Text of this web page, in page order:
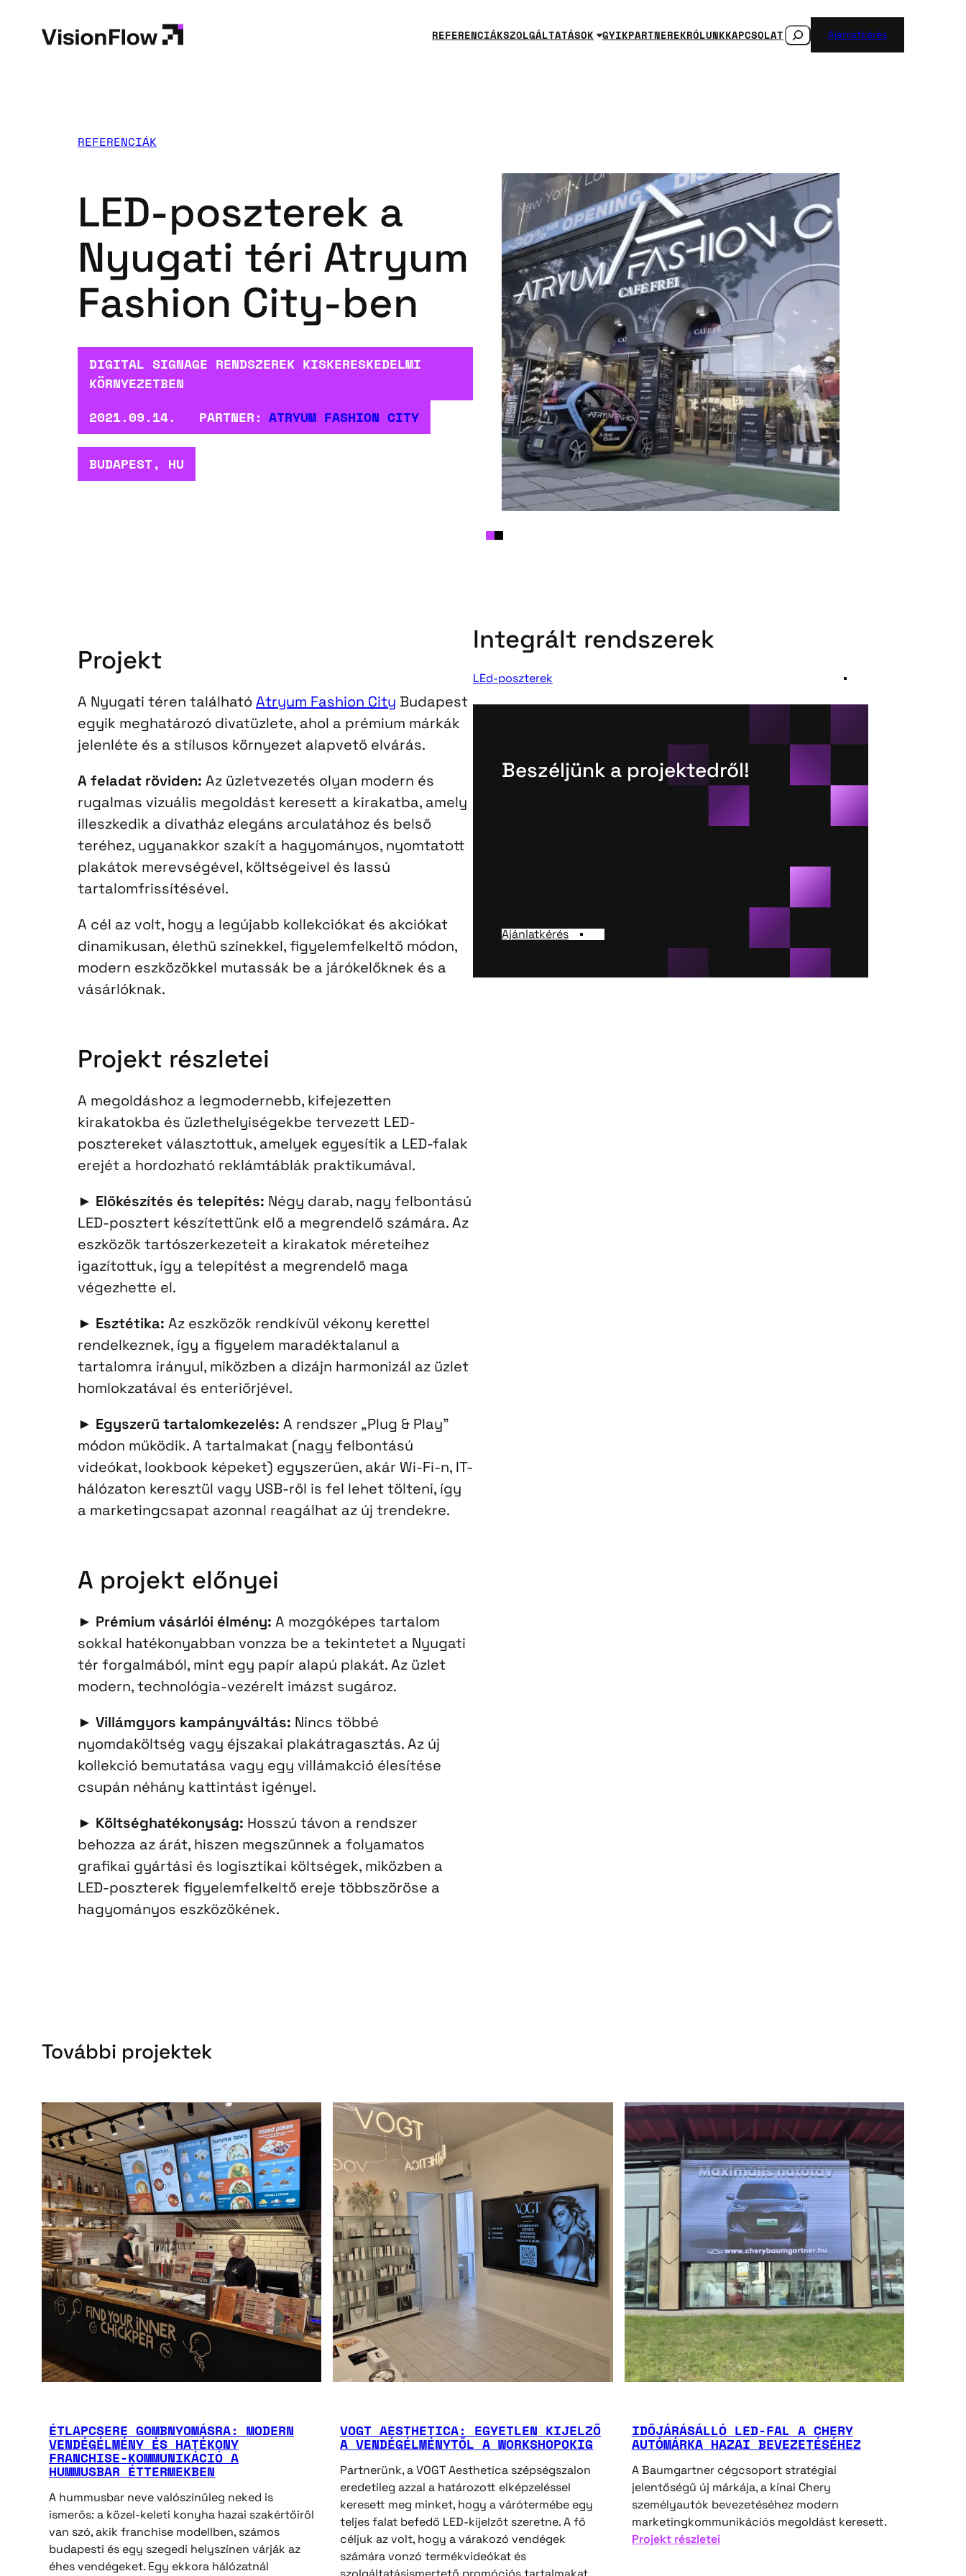
tartalomhoz
REFERENCIÁKSZOLGÁLTATÁSOK GYIKPARTNEREKRÓLUNKKAPCSOLATSEARCH Ajánlatkérés
REFERENCIÁK
LED-poszterek a
Nyugati téri Atryum
Fashion City-ben
DIGITAL SIGNAGE RENDSZEREK KISKERESKEDELMI
KÖRNYEZETBEN
2021.09.14.
PARTNER: ATRYUM FASHION CITY
BUDAPEST, HU
Projekt
A Nyugati téren találhatóAtryum Fashion City Budapest
egyik meghatározó divatüzlete, ahol a prémium márkák
jelenléte és a stílusos környezet alapvető elvárás.
A feladat röviden: Az üzletvezetés olyan modern és
rugalmas vizuális megoldást keresett a kirakatba, amely
illeszkedik a divatház elegáns arculatához és belső
teréhez, ugyanakkor szakít a hagyományos, nyomtatott
plakátok merevségével, költségeivel és lassú
tartalomfrissítésével.
A cél az volt, hogy a legújabb kollekciókat és akciókat
dinamikusan, élethű színekkel, figyelemfelkeltő módon,
modern eszközökkel mutassák be a járókelőknek és a
vásárlóknak.
Projekt részletei
A megoldáshoz a legmodernebb, kifejezetten
kirakatokba és üzlethelyiségekbe tervezett LED-
posztereket választottuk, amelyek egyesítik a LED-falak
erejét a hordozható reklámtáblák praktikumával.
► Előkészítés és telepítés: Négy darab, nagy felbontású
LED-posztert készítettünk elő a megrendelő számára. Az
eszközök tartószerkezeteit a kirakatok méreteihez
igazítottuk, így a telepítést a megrendelő maga
végezhette el.
► Esztétika: Az eszközök rendkívül vékony kerettel
rendelkeznek, így a figyelem maradéktalanul a
tartalomra irányul, miközben a dizájn harmonizál az üzlet
homlokzatával és enteriőrjével.
► Egyszerű tartalomkezelés: A rendszer „Plug & Play”
módon működik. A tartalmakat (nagy felbontású
videókat, lookbook képeket) egyszerűen, akár Wi-Fi-n, IT-
hálózaton keresztül vagy USB-ről is fel lehet tölteni, így
a marketingcsapat azonnal reagálhat az új trendekre.
A projekt előnyei
► Prémium vásárlói élmény: A mozgóképes tartalom
sokkal hatékonyabban vonzza be a tekintetet a Nyugati
tér forgalmából, mint egy papír alapú plakát. Az üzlet
modern, technológia-vezérelt imázst sugároz.
► Villámgyors kampányváltás: Nincs többé
nyomdaköltség vagy éjszakai plakátragasztás. Az új
kollekció bemutatása vagy egy villámakció élesítése
csupán néhány kattintást igényel.
► Költséghatékonyság: Hosszú távon a rendszer
behozza az árát, hiszen megszűnnek a folyamatos
grafikai gyártási és logisztikai költségek, miközben a
LED-poszterek figyelemfelkeltő ereje többszöröse a
hagyományos eszközökének.
Integrált rendszerek
LEd-poszterek
Beszéljünk a projektedről!
Ajánlatkérés
További projektek
ÉTLAPCSERE GOMBNYOMÁSRA: MODERN
VENDÉGÉLMÉNY ÉS HATÉKONY
FRANCHISE-KOMMUNIKÁCIÓ A
HUMMUSBAR ÉTTERMEKBEN
A hummusbar neve valószínűleg neked is
ismerős: a közel-keleti konyha hazai szakértőiről
van szó, akik franchise modellben, számos
budapesti és egy szegedi helyszínen várják az
éhes vendégeket. Egy ekkora hálózatnál
VOGT AESTHETICA: EGYETLEN KIJELZŐ
A VENDÉGÉLMÉNYTŐL A WORKSHOPOKIG
Partnerünk, a VOGT Aesthetica szépségszalon
eredetileg azzal a határozott elképzeléssel
keresett meg minket, hogy a várótermébe egy
teljes falat befedő LED-kijelzőt szeretne. A fő
céljuk az volt, hogy a várakozó vendégek
számára vonzó termékvideókat és
IDŐJÁRÁSÁLLÓ ​LED-FAL A CHERY
AUTÓMÁRKA HAZAI BEVEZETÉSÉHEZ
A Baumgartner cégcsoport stratégiai
jelentőségű új márkája, a kínai Chery
személyautók bevezetéséhez modern
marketingkommunikációs megoldást keresett.
Projekt részletei: